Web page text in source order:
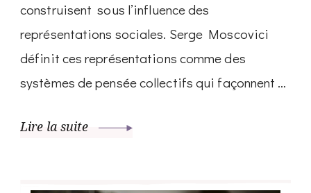
construisent sous l’influence des
représentations sociales. Serge Moscovici
définit ces représentations comme des
systèmes de pensée collectifs qui façonnent …
Lire la suite